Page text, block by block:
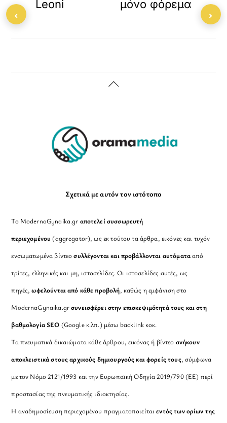
Leoni μόνο φόρεμα
Back
Σχετικά με αυτόν τον ιστότοπο
Το ModernaGynaika.gr αποτελεί συσσωρευτή
περιεχομένου (aggregator), ως εκ τούτου τα άρθρα, εικόνες και τυχόν
ενσωματωμένα βίντεοσυλλέγονται και προβάλλονται αυτόματααπό
τρίτες, ελληνικές και μη, ιστοσελίδες. Οι ιστοσελίδες αυτές, ως
πηγές,ωφελούνται από κάθε προβολή, καθώς η εμφάνιση στο
ModernaGynaika.grσυνεισφέρει στην επισκεψιμότητά τους και στη
βαθμολογία SEO (Google κ.λπ.) μέσω backlink κοκ.
Τα πνευματικά δικαιώματα κάθε άρθρου, εικόνας ή βίντεο ανήκουν
αποκλειστικά στους αρχικούς δημιουργούς και φορείς τους, σύμφωνα
με τον Νόμο 2121/1993 και την Ευρωπαϊκή Οδηγία 2019/790 (ΕΕ) περί
προστασίας της πνευματικής ιδιοκτησίας.
Η αναδημοσίευση περιεχομένου πραγματοποιείταιεντός των ορίων της
‹ ›